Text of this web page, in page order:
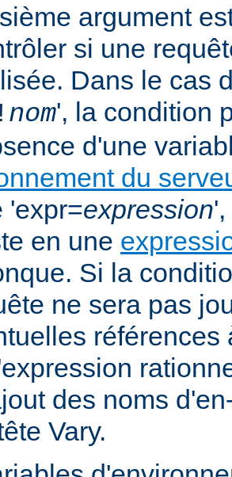
argument
si une
Dans le cas
nom', la condition
d'une
du
'expr=expression
en une
Si la
ne sera pas
références
des noms
Vary.